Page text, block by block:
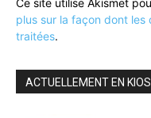
plus sur la façon dont les
traitées.
ACTUELLEMENT EN